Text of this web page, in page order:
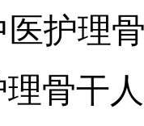
护理
骨干